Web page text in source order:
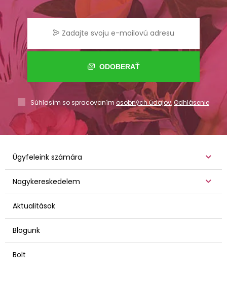
ODOBERAŤ
Súhlasím so spracovaním osobných údajov,Odhlásenie
Ügyfeleink számára
Nagykereskedelem
Aktualitások
Blogunk
Bolt